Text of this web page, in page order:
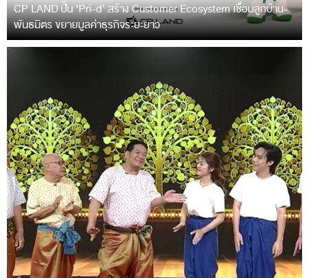
CP LAND ปั้น ‘Pri-d’ สร้าง Customer Ecosystem เชื่อมลูกบ้าน-
พันธมิตร ขยายมูลค่าธุรกิจระยะยาว